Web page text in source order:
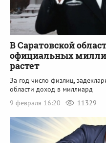
В Саратовской
официальных
растет
За год число физлиц,
области доход в миллиард
9 февраля 16:20
11329